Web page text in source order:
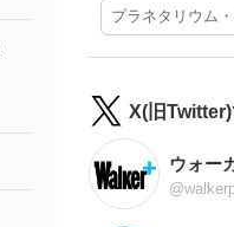
プラネタリウム
X(旧
ウォー